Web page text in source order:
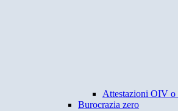
Attestazioni OIV o
Burocrazia zero